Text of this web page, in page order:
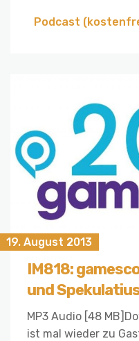
Podcast
19. August 2013
IM818:
und
MP3 Audio [48
ist mal wieder zu